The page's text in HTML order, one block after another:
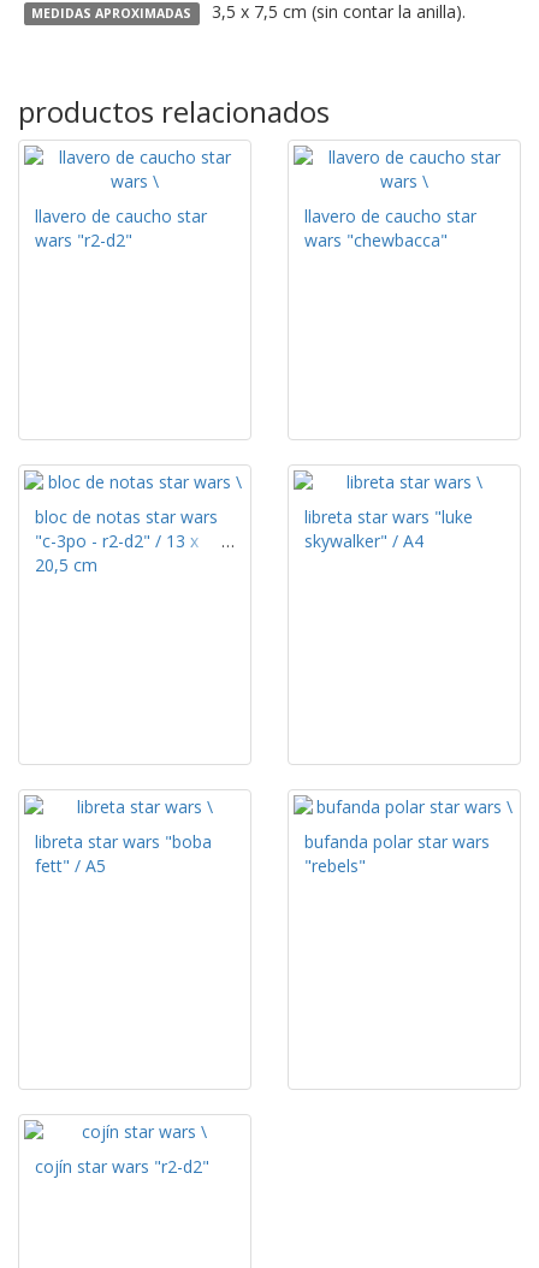
MEDIDAS APROXIMADAS 3,5 x 7,5 cm (sin contar la anilla).
productos relacionados
llavero de caucho star
wars "r2-d2"
llavero de caucho star
wars "chewbacca"
bloc de notas star wars
"c-3po - r2-d2" / 13 x
20,5 cm
libreta star wars "luke
skywalker" / A4
libreta star wars "boba
fett" / A5
bufanda polar star wars
"rebels"
cojín star wars "r2-d2"